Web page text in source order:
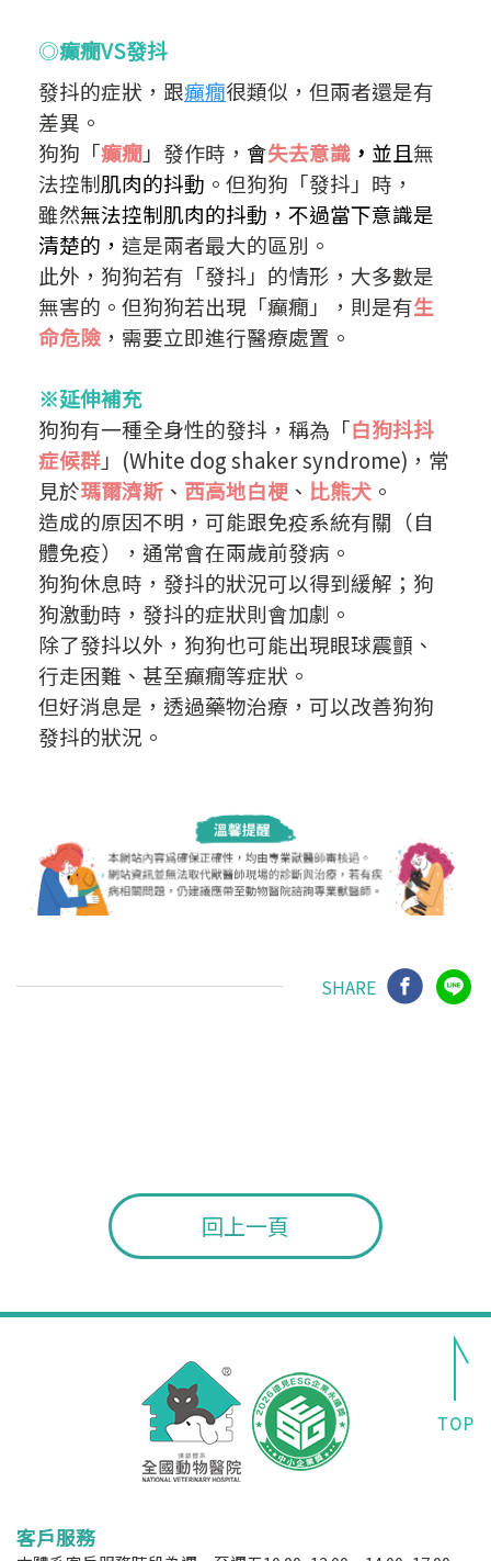
◎癲癇VS發抖
發抖的症狀，跟癲癇很類似，但兩者還是有
差異。
狗狗「癲癇」發作時， 會失去意識 ， 並且無
法控制肌肉的抖動 。 但狗狗「發抖」時，
雖然無法控制肌肉的抖動，不過當下意識是
清楚的， 這是兩者最大的區別。
此外，狗狗若有「發抖」的情形，大多數是
無害的。 但狗狗若出現「癲癇」，則是有生
命危險 ，需要立即進行醫療處置。
※延伸補充
狗狗有一種全身性的發抖，稱為「白狗抖抖
症候群」(White dog shaker syndrome)，常
見於瑪爾濟斯 、 西高地白梗 、 比熊犬 。
造成的原因不明，可能跟免疫系統有關（自
體免疫），通常會在兩歲前發病。
狗狗休息時，發抖的狀況可以得到緩解；狗
狗激動時，發抖的症狀則會加劇。
除了發抖以外，狗狗也可能出現眼球震顫、
行走困難、甚至癲癇等症狀。
但好消息是，透過藥物治療，可以改善狗狗
發抖的狀況。
SHARE
回上一頁
客戶服務